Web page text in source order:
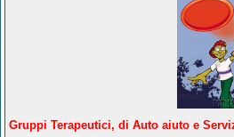
Gruppi Terapeutici, di Auto aiuto e